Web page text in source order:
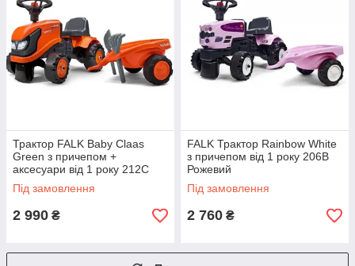
Трактор FALK Baby Claas
Green з причепом +
аксесуари від 1 року 212C
Жовтогарячий
Під замовлення
2 990 ₴
FALK Трактор Rainbow White
з причепом від 1 року 206B
Рожевий
Під замовлення
2 760 ₴